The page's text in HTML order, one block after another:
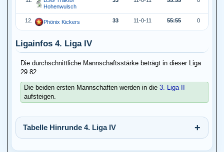
Hohenwulsch
12. Phönix Kickers 33 11-0-11 55:55 0
Ligainfos 4. Liga IV
Die durchschnittliche Mannschaftsstärke beträgt in dieser Liga
29.82
Die beiden ersten Mannschaften werden in die 3. Liga II
aufsteigen.
Tabelle Hinrunde 4. Liga IV